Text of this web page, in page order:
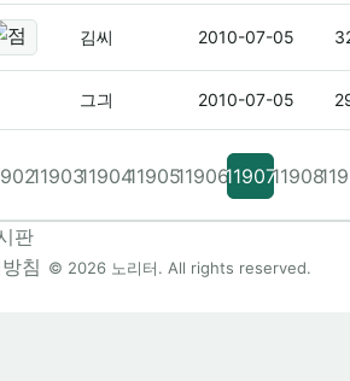
점심 먹은 기억이 안난다(2)
김씨 2010-07-05
그긔 2010-07-05
119031190411905119061190711908
판
침 © 2026 노리터. All rights reserved.